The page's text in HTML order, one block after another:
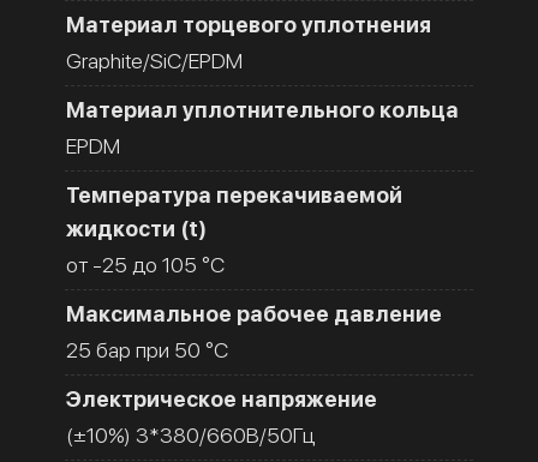
Материал торцевого уплотнения
Graphite/SiC/EPDM
Материал уплотнительного кольца
EPDM
Температура перекачиваемой
жидкости (t)
от -25 до 105 °C
Максимальное рабочее давление
25 бар при 50 °C
Электрическое напряжение
(±10%) 3*380/660В/50Гц